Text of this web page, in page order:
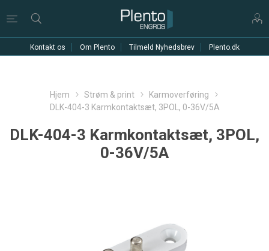
Kontakt os Om Plento Tilmeld Nyhedsbrev Plento.dk
Hjem Strøm & print
Karmoverføring
DLK-404-3 Karmkontaktsæt, 3POL, 0-36V/5A
DLK-404-3 Karmkontaktsæt, 3POL,
0-36V/5A